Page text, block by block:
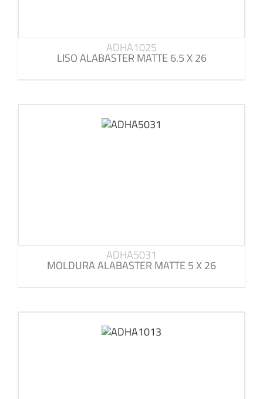
ADHA1025
LISO ALABASTER MATTE 6.5 X 26
ADHA5031
MOLDURA ALABASTER MATTE 5 X 26